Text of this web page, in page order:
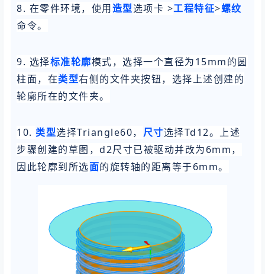
8. 在零件环境，使用造型选项卡 >工程特征>螺纹
命令。
9. 选择标准轮廓模式，选择一个直径为15mm的圆
柱面，在类型右侧的文件夹按钮，选择上述创建的
轮廓所在的文件夹。
10. 类型选择Triangle60， 尺寸选择Td12。上述
步骤创建的草图，d2尺寸已被驱动并改为6mm，
因此轮廓到所选面的旋转轴的距离等于6mm。